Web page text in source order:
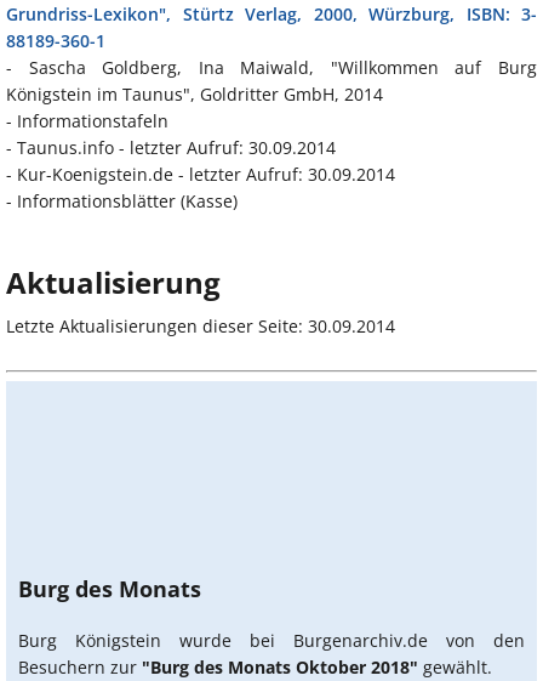
Grundriss-Lexikon", Stürtz Verlag, 2000, Würzburg, ISBN: 3-
88189-360-1
- Sascha Goldberg, Ina Maiwald, "Willkommen auf Burg
Königstein im Taunus", Goldritter GmbH, 2014
- Informationstafeln
- Taunus.info - letzter Aufruf: 30.09.2014
- Kur-Koenigstein.de - letzter Aufruf: 30.09.2014
- Informationsblätter (Kasse)
Aktualisierung
Letzte Aktualisierungen dieser Seite: 30.09.2014
Burg des Monats
Burg Königstein wurde bei Burgenarchiv.de von den
Besuchern zur "Burg des Monats Oktober 2018" gewählt.